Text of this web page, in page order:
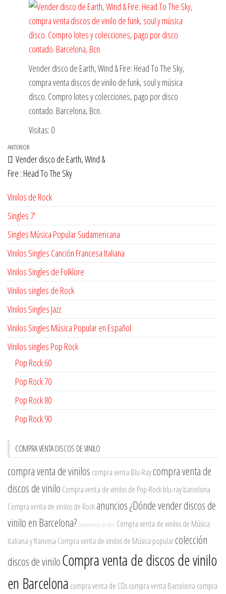
Vender disco de Earth, Wind & Fire: Head To The Sky,
compra venta discos de vinilo de funk, soul y música
disco. Compro lotes y colecciones, pago por disco
contado. Barcelona, Bcn.
Visitas: 0
Navegación
de
entradas
Entrada
anterior
ANTERIOR
Vender disco de Earth, Wind &
Fire : Head To The Sky
Vinilos de Rock
Singles 7'
Singles Música Popular Sudamericana
Vinilos Singles Canción Francesa Italiana
Vinilos Singles de Folklore
Vinilos singles de Rock
Vinilos Singles Jazz
Vinilos Singles Música Popular en Español
Vinilos singles Pop Rock
Pop Rock 60
Pop Rock 70
Pop Rock 80
Pop Rock 90
COMPRA VENTA DISCOS DE VINILO
compra venta de vinilos compra venta Blu-Raycompra venta de
discos de vinilo Compra venta de vinilos de Pop-Rockblu-ray barcelona
Compra venta de vinilos de Rockanuncios¿Dónde vender discos de
vinilo en Barcelona? Compra discos de Rock Compra venta de vinilos de Música
italiana y francesa Compra venta de vinilos de Música popularcolección
discos de viniloCompra venta de discos de vinilo
en Barcelona compra venta de CDscompra venta Barcelona compra